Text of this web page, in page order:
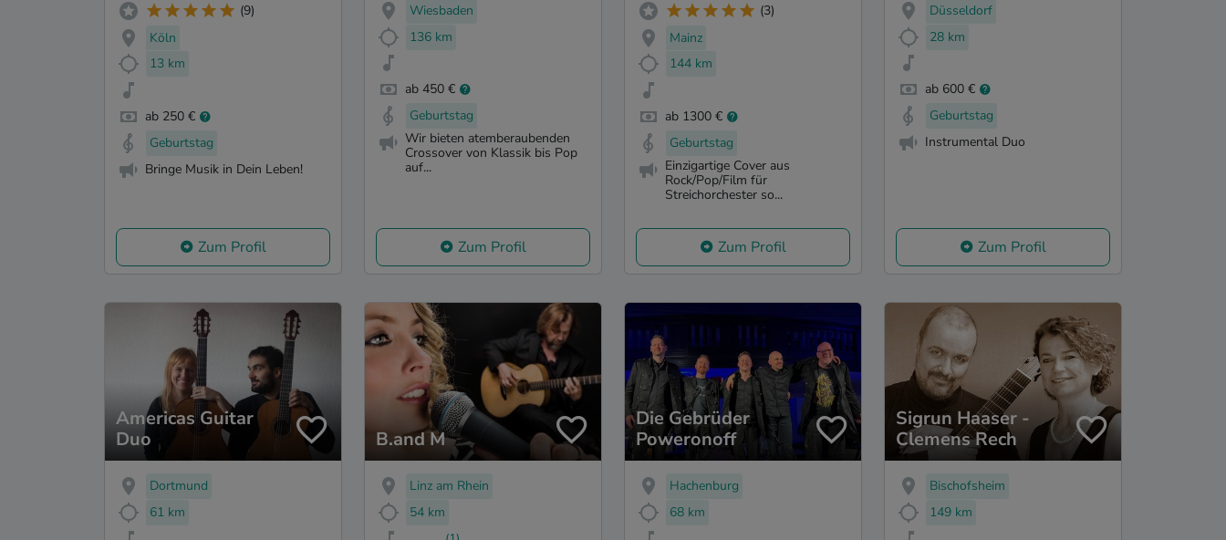
(9)
Köln
13 km
ab 250 €
Geburtstag
Bringe Musik in Dein Leben!
Zum Profil
Wiesbaden
136 km
ab 450 €
Geburtstag
Wir bieten atemberaubenden
Crossover von Klassik bis Pop
auf...
Zum Profil
(3)
Mainz
144 km
ab 1300 €
Geburtstag
Einzigartige Cover aus
Rock/Pop/Film für
Streichorchester so...
Zum Profil
Düsseldorf
28 km
ab 600 €
Geburtstag
Instrumental Duo
Zum Profil
Americas Guitar
Duo
Dortmund
61 km
B.and M
Linz am Rhein
54 km
Die Gebrüder
Poweronoff
Hachenburg
68 km
Sigrun Haaser -
Clemens Rech
Bischofsheim
149 km